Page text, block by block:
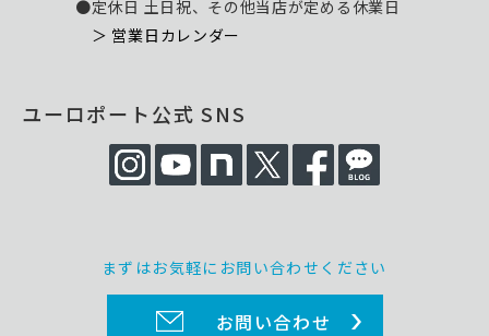
●定休日 土日祝、その他当店が定める休業日
＞ 営業日カレンダー
ユーロポート公式 SNS
まずはお気軽にお問い合わせください
お問い合わせ